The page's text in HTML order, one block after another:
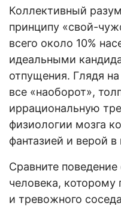
Коллективный
принципу «свой-
всего около 10%
идеальными
отпущения. Глядя
все «наоборот»,
иррациональную
физиологии мозга
фантазией и верой в
Сравните
человека, которому
и тревожного